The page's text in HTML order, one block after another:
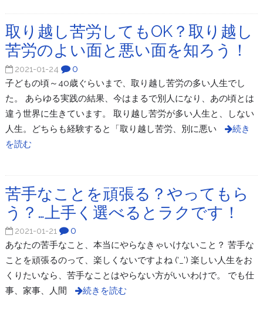
取り越し苦労してもOK？取り越し
苦労のよい面と悪い面を知ろう！
2021-01-24 0
子どもの頃～40歳ぐらいまで、取り越し苦労の多い人生でし
た。 あらゆる実践の結果、今はまるで別人になり、あの頃とは
違う世界に生きています。 取り越し苦労が多い人生と、しない
人生。どちらも経験すると「取り越し苦労、別に悪い
続き
を読む
苦手なことを頑張る？やってもら
う？…上手く選べるとラクです！
2021-01-21 0
あなたの苦手なこと、本当にやらなきゃいけないこと？ 苦手な
ことを頑張るのって、楽しくないですよね (‘_’) 楽しい人生をお
くりたいなら、苦手なことはやらない方がいいわけで。 でも仕
事、家事、人間
続きを読む